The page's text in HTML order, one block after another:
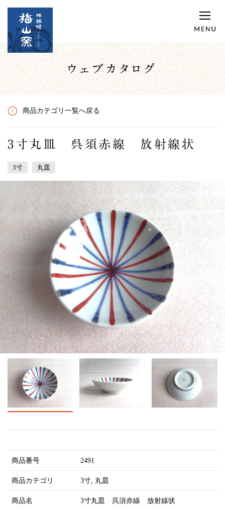
ウェブカタログ
商品カテゴリ一覧へ戻る
3寸丸皿 呉須赤線 放射線状
3寸 丸皿
商品番号 2491
商品カテゴリ 3寸 丸皿
商品名 3寸丸皿 呉須赤線 放射線状